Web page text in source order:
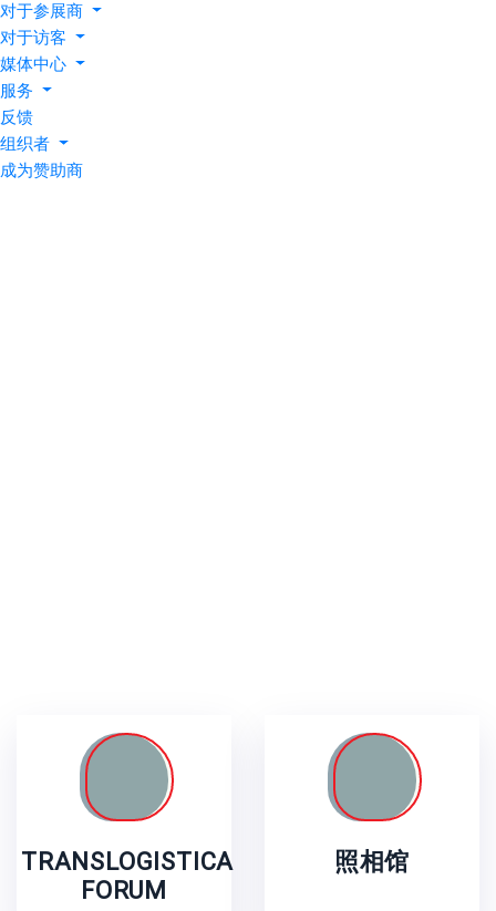
对于参展商
对于访客
媒体中心
服务
反馈
组织者
成为赞助商
TRANSLOGISTICA
FORUM
照相馆